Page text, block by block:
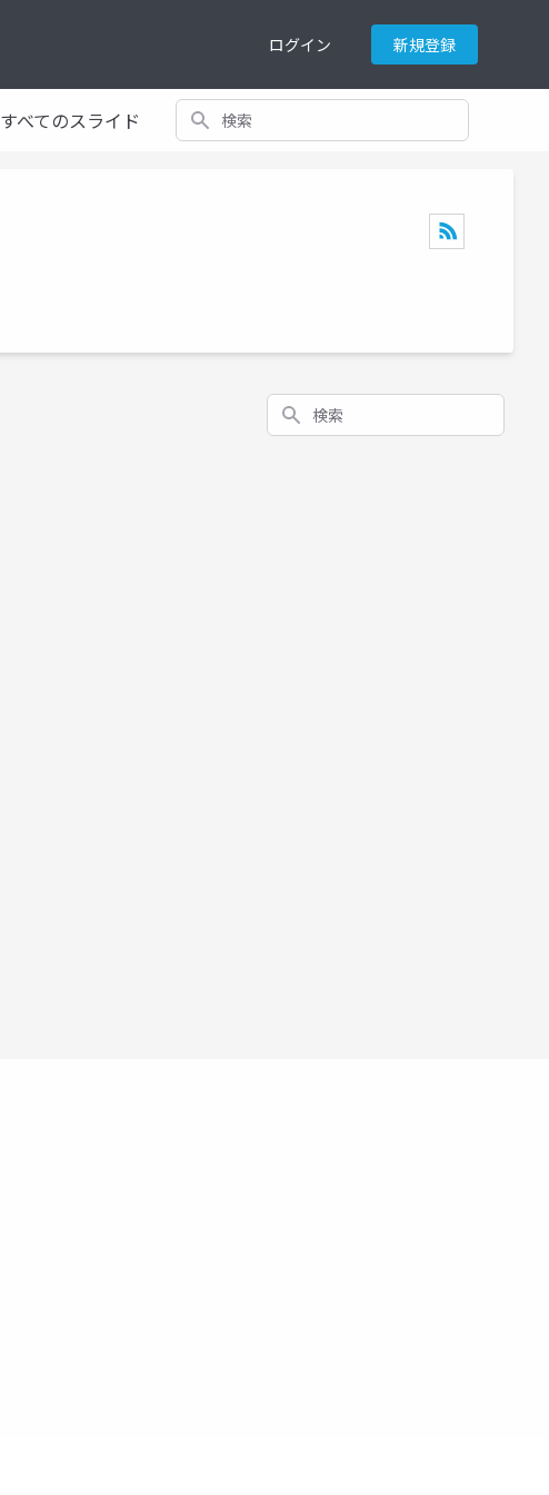
ログイン 新規登録
すべてのスライド 検索
検索